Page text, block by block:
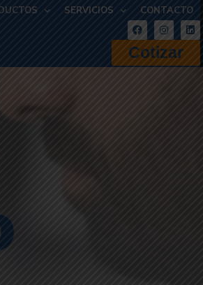
SERVICIOS CONTACTO
Cotizar